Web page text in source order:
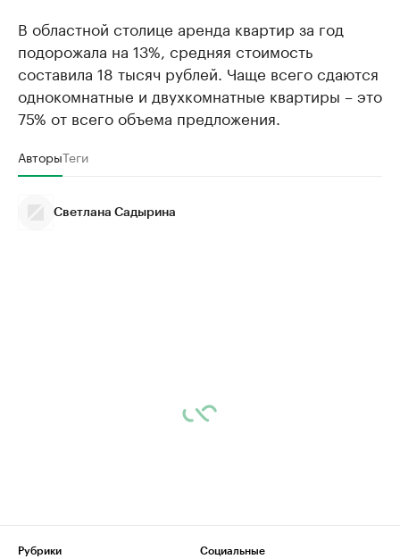
В областной столице аренда квартир за год
подорожала на 13%, средняя стоимость
составила 18 тысяч рублей. Чаще всего сдаются
однокомнатные и двухкомнатные квартиры – это
75% от всего объема предложения.
АвторыТеги
Светлана Садырина
Рубрики
Социальные